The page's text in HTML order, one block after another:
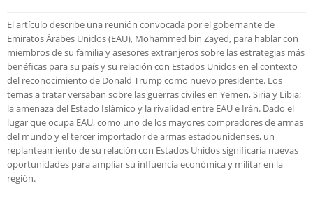
El artículo describe una reunión convocada por el gobernante de
Emiratos Árabes Unidos (EAU), Mohammed bin Zayed, para hablar con
miembros de su familia y asesores extranjeros sobre las estrategias más
benéficas para su país y su relación con Estados Unidos en el contexto
del reconocimiento de Donald Trump como nuevo presidente. Los
temas a tratar versaban sobre las guerras civiles en Yemen, Siria y Libia;
la amenaza del Estado Islámico y la rivalidad entre EAU e Irán. Dado el
lugar que ocupa EAU, como uno de los mayores compradores de armas
del mundo y el tercer importador de armas estadounidenses, un
replanteamiento de su relación con Estados Unidos significaría nuevas
oportunidades para ampliar su influencia económica y militar en la
región.